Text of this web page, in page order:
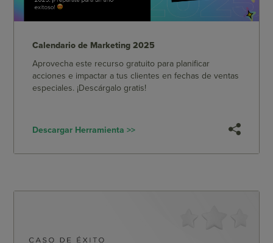
Calendario de Marketing 2025
Aprovecha este recurso gratuito para planificar
acciones e impactar a tus clientes en fechas de ventas
especiales. ¡Descárgalo gratis!
Descargar Herramienta >>